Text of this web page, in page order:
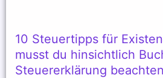
10 Steuertipps für
musst du hinsichtlich
Steuererklärung beachten